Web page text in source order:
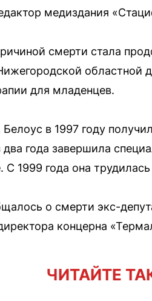
медиздания
смерти стала
областной
для младенцев.
в 1997 году
года завершила
1999 года она
о смерти экс-
концерна
ЧИТАЙТЕ